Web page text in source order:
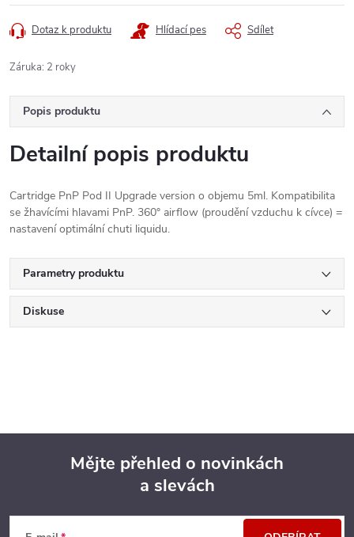
cena:
Dotaz k produktu Hlídací pes Sdílet
Záruka: 2 roky
Popis produktu
Detailní popis produktu
Cartridge PnP Pod II Upgrade version o objemu 5ml. Kompatibilita
se žhavícími hlavami PnP. 360° airflow (proudění vzduchu k cívce) =
nastavení optimální chuti liquidu.
Parametry produktu
Diskuse
Mějte přehled o novinkách
a slevách